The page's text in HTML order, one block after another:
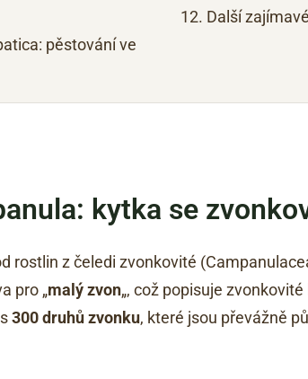
pěstování ve
Další
kytka se
rostlin z čeledi zvonkovité
pro „malý zvon„, což popisuje
300 druhů zvonku, které jsou převážně